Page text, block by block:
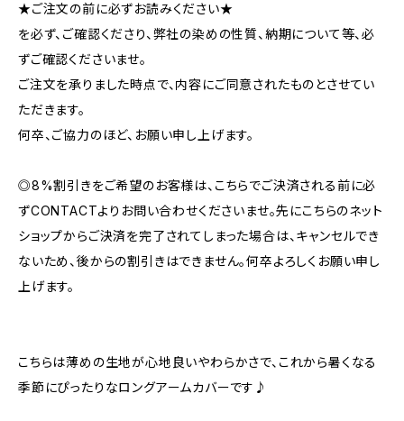
★ご注文の前に必ずお読みください★
を必ず、ご確認くださり、弊社の染めの性質、納期について等、必
ずご確認くださいませ。
ご注文を承りました時点で、内容にご同意されたものとさせてい
ただきます。
何卒、ご協力のほど、お願い申し上げます。
◎8%割引きをご希望のお客様は、こちらでご決済される前に必
ずCONTACTよりお問い合わせくださいませ。先にこちらのネット
ショップからご決済を完了されてしまった場合は、キャンセルでき
ないため、後からの割引きはできません。何卒よろしくお願い申し
上げます。
こちらは薄めの生地が心地良いやわらかさで、これから暑くなる
季節にぴったりなロングアームカバーです♪